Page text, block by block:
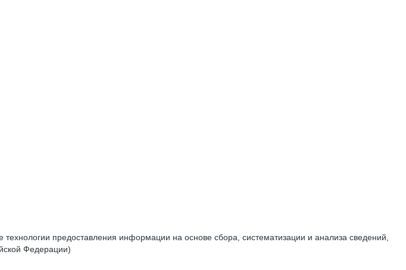
предоставления информации на основе сбора, систематизации и анализа сведений,
Федерации)